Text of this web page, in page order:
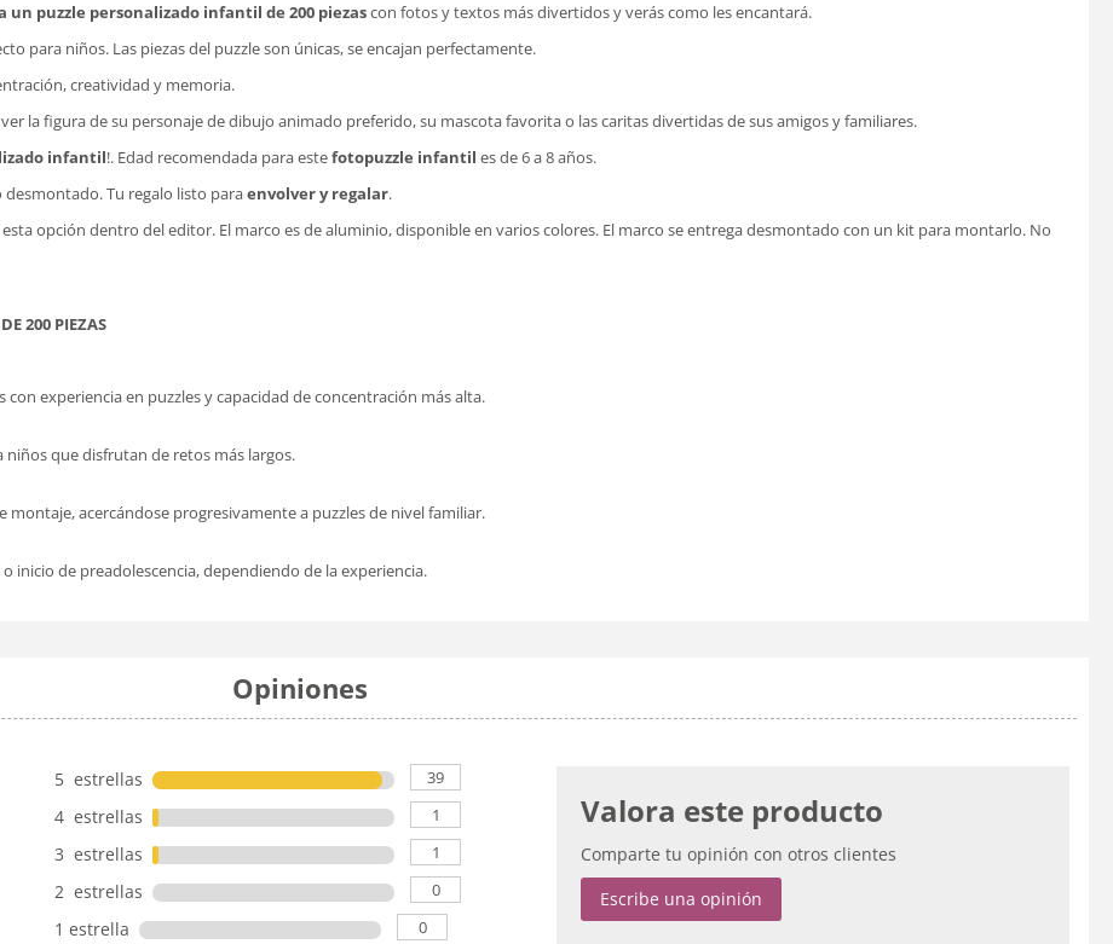
un puzzle personalizado infantil de 200 piezascon fotos y textos más divertidos y verás como les encantará.
para niños. Las piezas del puzzle son únicas, se encajan perfectamente.
creatividad y memoria.
la figura de su personaje de dibujo animado preferido, su mascota favorita o las caritas divertidas de sus amigos y familiares.
infantil!. Edad recomendada para estefotopuzzle infantil es de 6 a 8 años.
Tu regalo listo paraenvolver y regalar.
opción dentro del editor. El marco es de aluminio, disponible en varios colores. El marco se entrega desmontado con un kit para montarlo. No
200 PIEZAS
experiencia en puzzles y capacidad de concentración más alta.
que disfrutan de retos más largos.
acercándose progresivamente a puzzles de nivel familiar.
inicio de preadolescencia, dependiendo de la experiencia.
Opiniones
5 estrellas 39
4 estrellas 1
3 estrellas 1
2 estrellas 0
1 estrella 0
Valora este producto
Comparte tu opinión con otros clientes
Escribe una opinión